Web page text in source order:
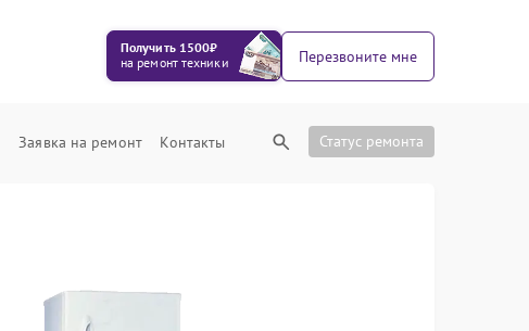
Получить 1500₽
на ремонт техники
Перезвоните мне
Заявка на ремонт Контакты Статус ремонта